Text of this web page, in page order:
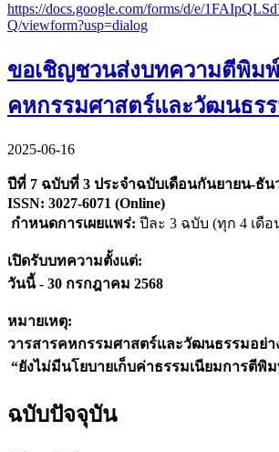
https://docs.google.com/forms/d/e/
Q/viewform?usp=dialog
ขอเชิญชวนส่งบทความตีพิม
คหกรรมศาสตร์และวัฒนธร
2025-06-16
ปีที่ 7 ฉบับที่ 3 ประจำฉบับเดือนกันยายน-ธัน
ISSN: 3027-6071 (Online)
กำหนดการเผยแพร่: ปีละ 3 ฉบับ (ทุก 4 เดือ
เปิดรับบทความตั้งแต่:
วันนี้ - 30 กรกฎาคม 2568
หมายเหตุ:
วารสารคหกรรมศาสตร์และวัฒนธรรมอย่า
“ยังไม่มีนโยบายเก็บค่าธรรมเนียมการตีพิ
ฉบับปัจจุบัน